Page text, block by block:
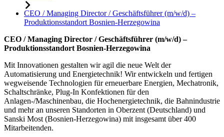
CEO / Managing Director / Geschäftsführer (m/w/d) –
Produktionsstandort Bosnien-Herzegowina
CEO / Managing Director / Geschäftsführer (m/w/d) –
Produktionsstandort Bosnien-Herzegowina
Mit Innovationen gestalten wir agil die neue Welt der
Automatisierung und Energietechnik! Wir entwickeln und fertigen
wegweisende Technologien für erneuerbare Energien, Mechatronik,
Schaltschränke, Plug-In Konfektionen für den
Anlagen-/Maschinenbau, die Hochenergietechnik, die Bahnindustrie
und mehr an unseren Standorten in Oberzent (Deutschland) und
Sanski Most (Bosnien-Herzegowina) mit insgesamt über 400
Mitarbeitenden.